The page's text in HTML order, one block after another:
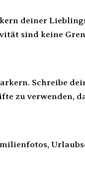
deiner
sind keine
Schreibe
zu verwenden,